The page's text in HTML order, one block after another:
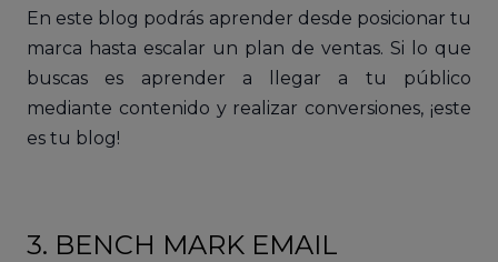
En este blog podrás aprender desde posicionar tu
marca hasta escalar un plan de ventas. Si lo que
buscas es aprender a llegar a tu público
mediante contenido y realizar conversiones, ¡este
es tu blog!
3. BENCH MARK EMAIL